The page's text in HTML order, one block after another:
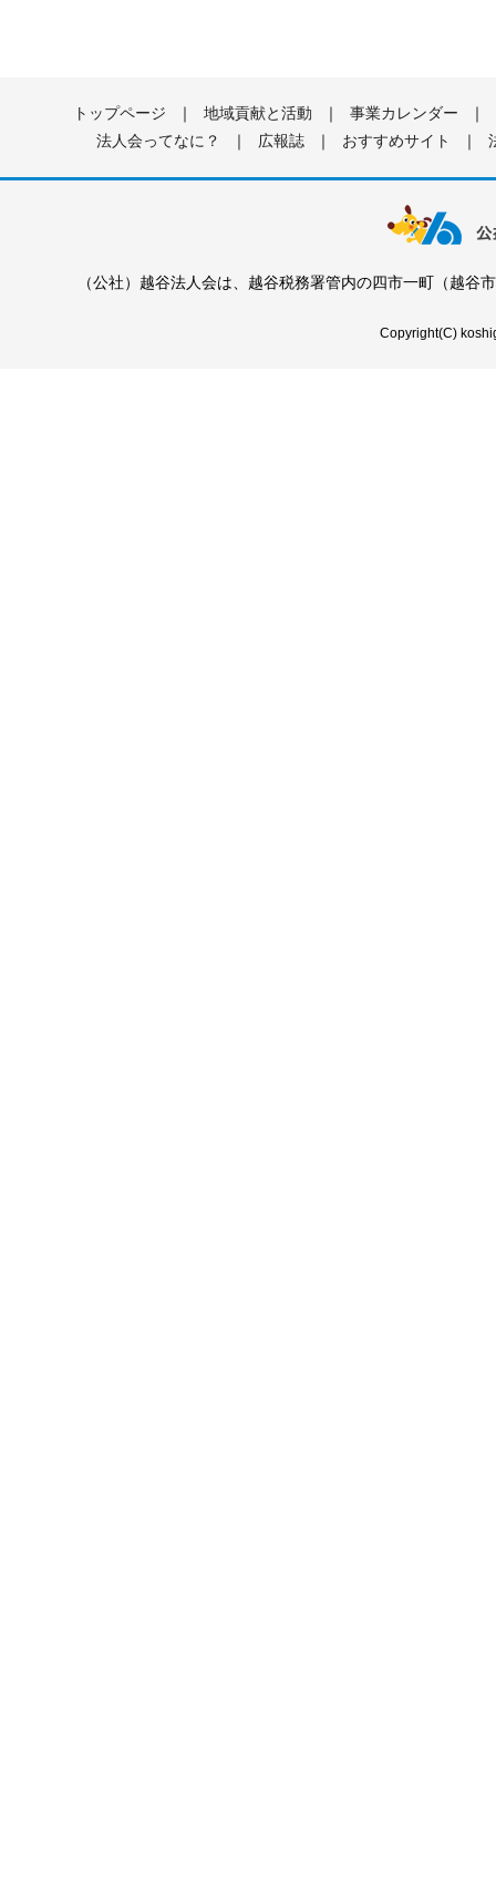
トップページ ｜ 地域貢献と活動 ｜ 事業カレンダー
｜
法人会ってなに？
｜ 広報誌 ｜ おすすめサイト ｜
（公社）越谷法人会は、越谷税務署管内の四市一町（越
Copyright(C)